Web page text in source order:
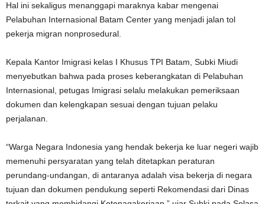
Hal ini sekaligus menanggapi maraknya kabar mengenai
Pelabuhan Internasional Batam Center yang menjadi jalan tol
pekerja migran nonprosedural.
Kepala Kantor Imigrasi kelas I Khusus TPI Batam, Subki Miudi
menyebutkan bahwa pada proses keberangkatan di Pelabuhan
Internasional, petugas Imigrasi selalu melakukan pemeriksaan
dokumen dan kelengkapan sesuai dengan tujuan pelaku
perjalanan.
“Warga Negara Indonesia yang hendak bekerja ke luar negeri wajib
memenuhi persyaratan yang telah ditetapkan peraturan
perundang-undangan, di antaranya adalah visa bekerja di negara
tujuan dan dokumen pendukung seperti Rekomendasi dari Dinas